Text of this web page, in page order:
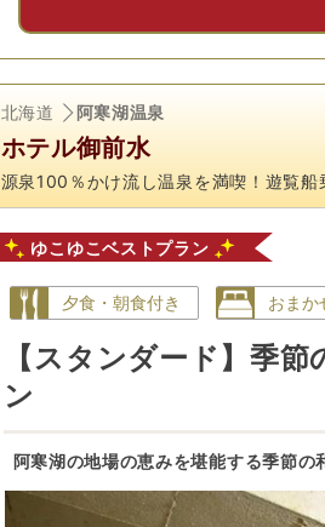
北海道 阿寒湖温泉
ホテル御前水
源泉100％かけ流し温泉を満喫！遊覧船
ゆこゆこベストプラン
夕食・朝食付き おまか
【スタンダード】季節
ン
阿寒湖の地場の恵みを堪能する季節